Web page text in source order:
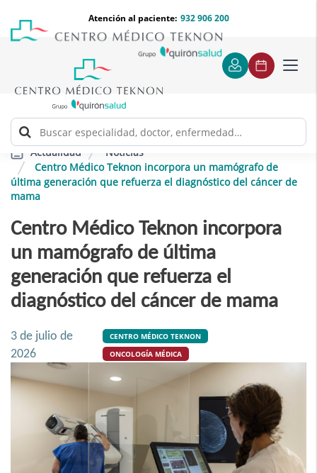
contenido
Menú
teléfono
cabecera
932 906 200
Atención al paciente:
Actualidad
Noticias
Centro Médico Teknon incorpora un mamógrafo de
última generación que refuerza el diagnóstico del cáncer de
mama
Centro Médico Teknon incorpora
un mamógrafo de última
generación que refuerza el
diagnóstico del cáncer de mama
3 de julio de
2026
CENTRO MÉDICO TEKNON
ONCOLOGÍA MÉDICA